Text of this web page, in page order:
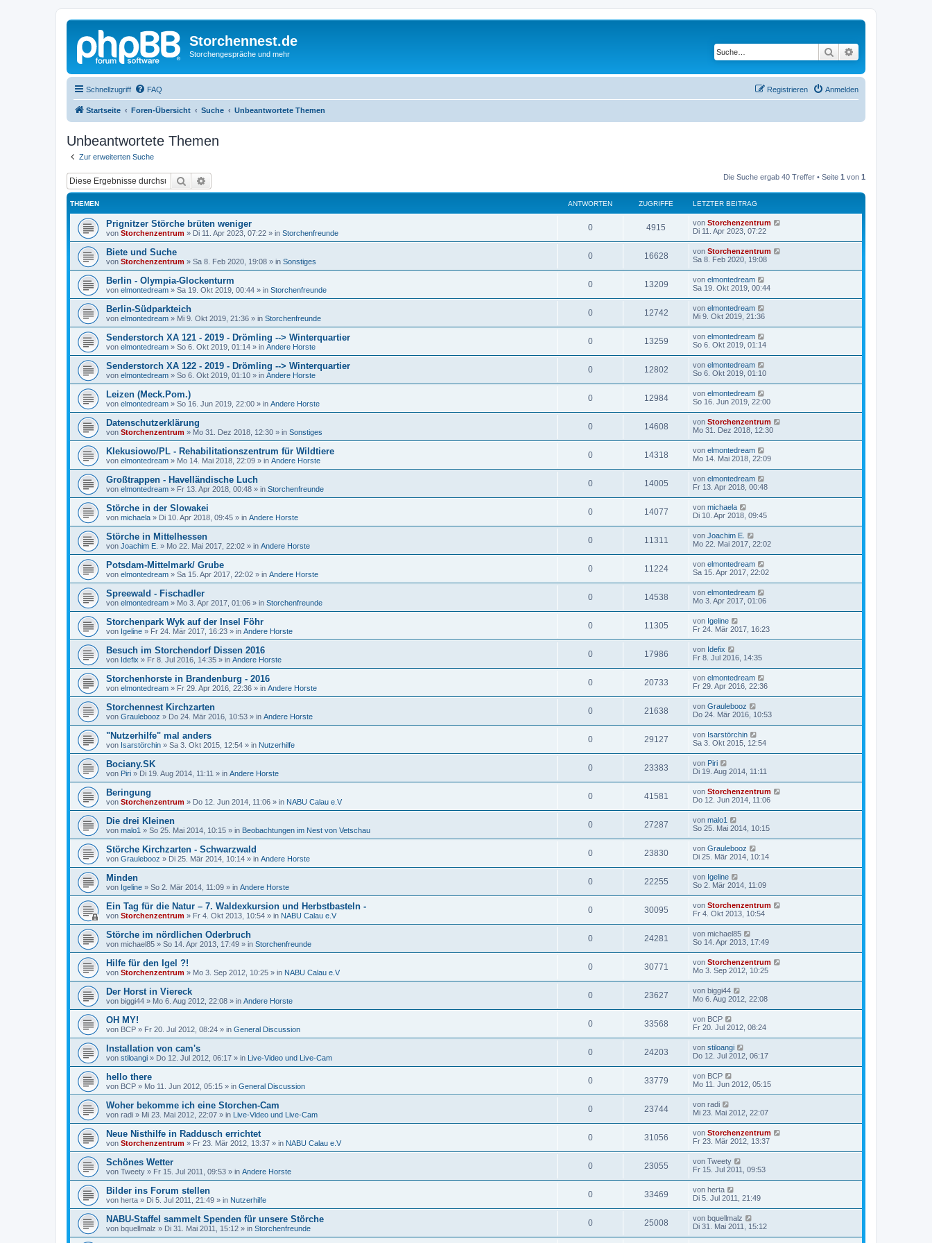
Storchennest.de
Storchengespräche und mehr Suche
Schnellzugriff FAQ Anmelden
Registrieren
Startseite Foren-Übersicht Suche Unbeantwortete Themen
Unbeantwortete Themen
Zur erweiterten Suche
Suche Die Suche ergab 40 Treffer • Seite 1 von 1
THEMEN ANTWORTEN ZUGRIFFE LETZTER BEITRAG
Prignitzer Störche brüten weniger
von Storchenzentrum » Di 11. Apr 2023, 07:22 » in Storchenfreunde
0 4915 von Storchenzentrum
Di 11. Apr 2023, 07:22
Biete und Suche
von Storchenzentrum » Sa 8. Feb 2020, 19:08 » in Sonstiges
0 16628 von Storchenzentrum
Sa 8. Feb 2020, 19:08
Berlin - Olympia-Glockenturm
von elmontedream » Sa 19. Okt 2019, 00:44 » in Storchenfreunde
0 13209 von elmontedream
Sa 19. Okt 2019, 00:44
Berlin-Südparkteich
von elmontedream » Mi 9. Okt 2019, 21:36 » in Storchenfreunde
0 12742 von elmontedream
Mi 9. Okt 2019, 21:36
Senderstorch XA 121 - 2019 - Drömling --> Winterquartier
von elmontedream » So 6. Okt 2019, 01:14 » in Andere Horste
0 13259 von elmontedream
So 6. Okt 2019, 01:14
Senderstorch XA 122 - 2019 - Drömling --> Winterquartier
von elmontedream » So 6. Okt 2019, 01:10 » in Andere Horste
0 12802 von elmontedream
So 6. Okt 2019, 01:10
Leizen (Meck.Pom.)
von elmontedream » So 16. Jun 2019, 22:00 » in Andere Horste
0 12984 von elmontedream
So 16. Jun 2019, 22:00
Datenschutzerklärung
von Storchenzentrum » Mo 31. Dez 2018, 12:30 » in Sonstiges
0 14608 von Storchenzentrum
Mo 31. Dez 2018, 12:30
Klekusiowo/PL - Rehabilitationszentrum für Wildtiere
von elmontedream » Mo 14. Mai 2018, 22:09 » in Andere Horste
0 14318 von elmontedream
Mo 14. Mai 2018, 22:09
Großtrappen - Havelländische Luch
von elmontedream » Fr 13. Apr 2018, 00:48 » in Storchenfreunde
0 14005 von elmontedream
Fr 13. Apr 2018, 00:48
Störche in der Slowakei
von michaela » Di 10. Apr 2018, 09:45 » in Andere Horste
0 14077 von michaela
Di 10. Apr 2018, 09:45
Störche in Mittelhessen
von Joachim E. » Mo 22. Mai 2017, 22:02 » in Andere Horste
0 11311 von Joachim E.
Mo 22. Mai 2017, 22:02
Potsdam-Mittelmark/ Grube
von elmontedream » Sa 15. Apr 2017, 22:02 » in Andere Horste
0 11224 von elmontedream
Sa 15. Apr 2017, 22:02
Spreewald - Fischadler
von elmontedream » Mo 3. Apr 2017, 01:06 » in Storchenfreunde
0 14538 von elmontedream
Mo 3. Apr 2017, 01:06
Storchenpark Wyk auf der Insel Föhr
von Igeline » Fr 24. Mär 2017, 16:23 » in Andere Horste
0 11305 von Igeline
Fr 24. Mär 2017, 16:23
Besuch im Storchendorf Dissen 2016
von Idefix » Fr 8. Jul 2016, 14:35 » in Andere Horste
0 17986 von Idefix
Fr 8. Jul 2016, 14:35
Storchenhorste in Brandenburg - 2016
von elmontedream » Fr 29. Apr 2016, 22:36 » in Andere Horste
0 20733 von elmontedream
Fr 29. Apr 2016, 22:36
Storchennest Kirchzarten
von Graulebooz » Do 24. Mär 2016, 10:53 » in Andere Horste
0 21638 von Graulebooz
Do 24. Mär 2016, 10:53
"Nutzerhilfe" mal anders
von Isarstörchin » Sa 3. Okt 2015, 12:54 » in Nutzerhilfe
0 29127 von Isarstörchin
Sa 3. Okt 2015, 12:54
Bociany.SK
von Piri » Di 19. Aug 2014, 11:11 » in Andere Horste
0 23383 von Piri
Di 19. Aug 2014, 11:11
Beringung
von Storchenzentrum » Do 12. Jun 2014, 11:06 » in NABU Calau e.V
0 41581 von Storchenzentrum
Do 12. Jun 2014, 11:06
Die drei Kleinen
von malo1 » So 25. Mai 2014, 10:15 » in Beobachtungen im Nest von Vetschau
0 27287 von malo1
So 25. Mai 2014, 10:15
Störche Kirchzarten - Schwarzwald
von Graulebooz » Di 25. Mär 2014, 10:14 » in Andere Horste
0 23830 von Graulebooz
Di 25. Mär 2014, 10:14
Minden
von Igeline » So 2. Mär 2014, 11:09 » in Andere Horste
0 22255 von Igeline
So 2. Mär 2014, 11:09
Ein Tag für die Natur – 7. Waldexkursion und Herbstbasteln -
von Storchenzentrum » Fr 4. Okt 2013, 10:54 » in NABU Calau e.V
0 30095 von Storchenzentrum
Fr 4. Okt 2013, 10:54
Störche im nördlichen Oderbruch
von michael85 » So 14. Apr 2013, 17:49 » in Storchenfreunde
0 24281 von michael85
So 14. Apr 2013, 17:49
Hilfe für den Igel ?!
von Storchenzentrum » Mo 3. Sep 2012, 10:25 » in NABU Calau e.V
0 30771 von Storchenzentrum
Mo 3. Sep 2012, 10:25
Der Horst in Viereck
von biggi44 » Mo 6. Aug 2012, 22:08 » in Andere Horste
0 23627 von biggi44
Mo 6. Aug 2012, 22:08
OH MY!
von BCP » Fr 20. Jul 2012, 08:24 » in General Discussion
0 33568 von BCP
Fr 20. Jul 2012, 08:24
Installation von cam's
von stiloangi » Do 12. Jul 2012, 06:17 » in Live-Video und Live-Cam
0 24203 von stiloangi
Do 12. Jul 2012, 06:17
hello there
von BCP » Mo 11. Jun 2012, 05:15 » in General Discussion
0 33779 von BCP
Mo 11. Jun 2012, 05:15
Woher bekomme ich eine Storchen-Cam
von radi » Mi 23. Mai 2012, 22:07 » in Live-Video und Live-Cam
0 23744 von radi
Mi 23. Mai 2012, 22:07
Neue Nisthilfe in Raddusch errichtet
von Storchenzentrum » Fr 23. Mär 2012, 13:37 » in NABU Calau e.V
0 31056 von Storchenzentrum
Fr 23. Mär 2012, 13:37
Schönes Wetter
von Tweety » Fr 15. Jul 2011, 09:53 » in Andere Horste
0 23055 von Tweety
Fr 15. Jul 2011, 09:53
Bilder ins Forum stellen
von herta » Di 5. Jul 2011, 21:49 » in Nutzerhilfe
0 33469 von herta
Di 5. Jul 2011, 21:49
NABU-Staffel sammelt Spenden für unsere Störche
von bquellmalz » Di 31. Mai 2011, 15:12 » in Storchenfreunde
0 25008 von bquellmalz
Di 31. Mai 2011, 15:12